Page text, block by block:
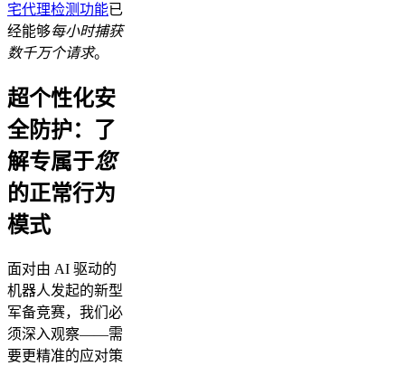
宅代理检测功能已
经能够每小时捕获
数千万个请求。
超个性化安
全防护：了
解专属于您
的正常行为
模式
面对由 AI 驱动的
机器人发起的新型
军备竞赛，我们必
须深入观察——需
要更精准的应对策